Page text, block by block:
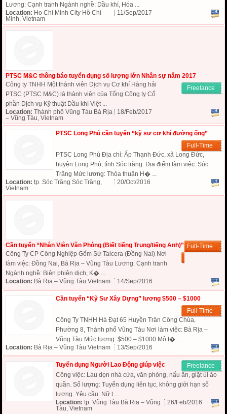
Lương: Cạnh tranh Ngành nghề: Dầu khí, Hóa ...
Location: Ho Chi Minh City Hồ Chí
Minh, Vietnam
11/Sep/2017
PTSC M&C thông báo tuyển dụng số lượng lớn Nhân sự năm 2017
Freelance
Công ty TNHH Một thành viên Dịch vụ Cơ khí Hàng hải
PTSC (PTSC M&C) là thành viên của Tổng Công ty Cổ
phần Dịch vụ Kỹ thuật Dầu khí Việt ...
Location: Thành phố Vũng Tàu Bà Rịa
– Vũng Tàu, Vietnam
18/Feb/2017
PTSC Long Phú cần tuyển “kỹ sư cơ khí đường ống”
Full-Time
PTSC Long Phú Địa chỉ: Ấp Thạnh Đức, xã Long Đức,
huyện Long Phú, tỉnh Sóc trăng. Địa điểm làm việc: Sóc
Trăng Mức lương: Thỏa thuận H� ...
Location: tp. Sóc Trăng Sóc Trăng,
Vietnam
20/Oct/2016
Cần tuyển “Nhân Viên Văn Phòng (Biết tiếng Trung/tiếng Anh)” Full-Time
Công Ty CP Công Nghiệp Gốm Sứ Taicera (Đồng Nai) Nơi
làm việc: Đồng Nai, Bà Rịa – Vũng Tàu Lương: Cạnh tranh
Ngành nghề: Biên phiên dịch, K� ...
Location: Bà Rịa – Vũng Tàu Vietnam 14/Sep/2016
Cần tuyển “Kỹ Sư Xây Dựng” lương $500 – $1000
Full-Time
Công Ty TNHH Hà Đạt 65 Huyền Trân Công Chúa,
Phường 8, Thành phố Vũng Tàu Nơi làm việc: Bà Rịa –
Vũng Tàu Mức lương: $500 – $1000 Mô t� ...
Location: Bà Rịa – Vũng Tàu Vietnam 13/Sep/2016
Tuyển dụng Người Lao Động giúp việc
Freelance
Công việc: Lau dọn nhà cửa, văn phòng, nấu ăn, giặt ủi áo
quần. Số lượng: Tuyển dụng liên tục, không giới hạn số
lượng. Yêu cầu: Nữ t ...
Location: tp. Vũng Tàu Bà Rịa – Vũng
Tàu, Vietnam
26/Feb/2016